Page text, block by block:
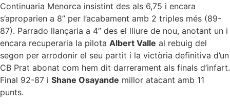
Continuaria Menorca insistint des als 6,75 i encara
s’aproparien a 8” per l’acabament amb 2 triples més (89-
87). Parrado llançaria a 4” des el lliure de nou, anotant un i
encara recuperaria la pilota Albert Valle al rebuig del
segon per arrodonir el seu partit i la victòria definitiva d’un
CB Prat abonat com hem dit darrerament als finals d’infart.
Final 92-87 i Shane Osayande millor atacant amb 11
punts.